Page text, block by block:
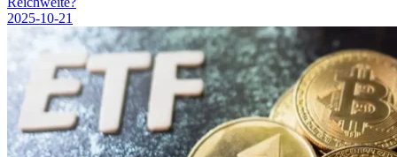
2025-10-21